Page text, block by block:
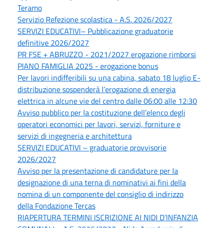
Teramo
Servizio Refezione scolastica - A.S. 2026/2027
SERVIZI EDUCATIVI– Pubblicazione graduatorie
definitive 2026/2027
PR FSE + ABRUZZO - 2021/2027 erogazione rimborsi
PIANO FAMIGLIA 2025 - erogazione bonus
Per lavori indifferibili su una cabina, sabato 18 luglio E-
distribuzione sospenderà l’erogazione di energia
elettrica in alcune vie del centro dalle 06:00 alle 12:30
Avviso pubblico per la costituzione dell’elenco degli
operatori economici per lavori, servizi, forniture e
servizi di ingegneria e architettura
SERVIZI EDUCATIVI – graduatorie provvisorie
2026/2027
Avviso per la presentazione di candidature per la
designazione di una terna di nominativi ai fini della
nomina di un componente del consiglio di indirizzo
della Fondazione Tercas
RIAPERTURA TERMINI ISCRIZIONE AI NIDI D’INFANZIA